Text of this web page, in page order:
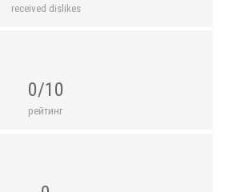
received dislikes
0/10
рейтинг